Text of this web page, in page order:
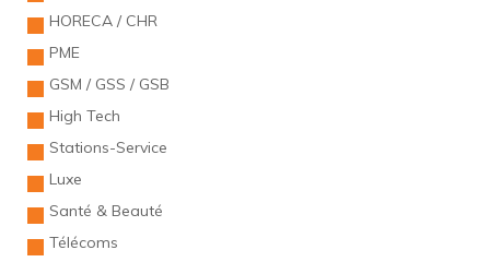
HORECA / CHR
PME
GSM / GSS / GSB
High Tech
Stations-Service
Luxe
Santé & Beauté
Télécoms